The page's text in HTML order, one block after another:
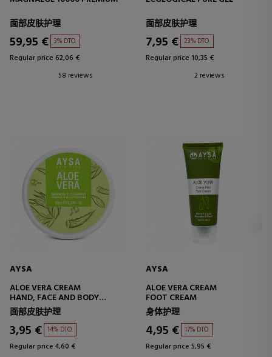
面部皮肤护理
59,95 € 3% DTO.
Regular price 62,06 €
58 reviews
面部皮肤护理
7,95 € 23% DTO.
Regular price 10,35 €
2 reviews
AYSA
ALOE VERA CREAM
HAND, FACE AND BODY
CREAM
面部皮肤护理
3,95 € 14% DTO.
Regular price 4,60 €
AYSA
ALOE VERA CREAM
FOOT CREAM
身体护理
4,95 € 17% DTO.
Regular price 5,95 €